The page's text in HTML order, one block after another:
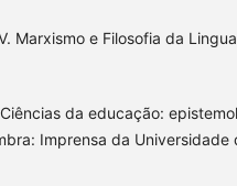
Marxismo e Filosofia da
da educação:
Imprensa da Universidade